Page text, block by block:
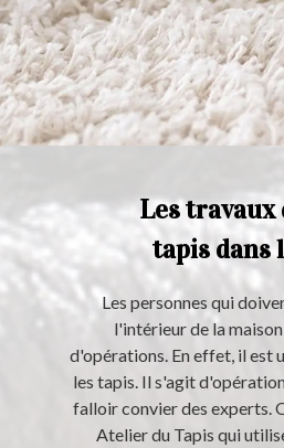
Les travaux
tapis dans
Les personnes qui
l'intérieur de la
d'opérations. En effet, il est
les tapis. Il s'agit
falloir convier des experts.
Atelier du Tapis qui